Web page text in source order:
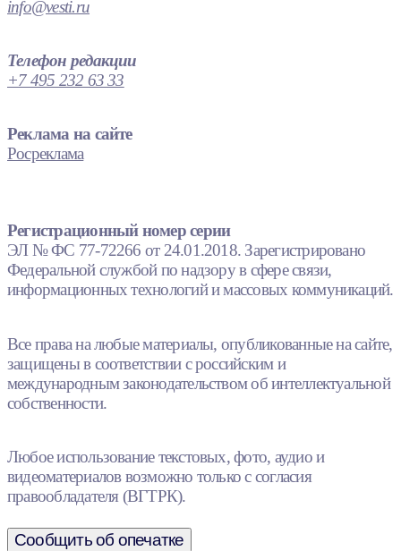
info@vesti.ru
Телефон редакции
+7 495 232 63 33
Реклама на сайте
Росреклама
Регистрационный номер серии
ЭЛ № ФС 77-72266 от 24.01.2018. Зарегистрировано
Федеральной службой по надзору в сфере связи,
информационных технологий и массовых коммуникаций.
Все права на любые материалы, опубликованные на сайте,
защищены в соответствии с российским и
международным законодательством об интеллектуальной
собственности.
Любое использование текстовых, фото, аудио и
видеоматериалов возможно только с согласия
правообладателя (ВГТРК).
Сообщить об опечатке